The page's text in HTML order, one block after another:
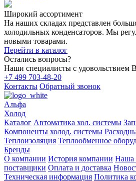
Широкий ассортимент
На наших складах представлен
холодильных конденсаторов. Мы
новыми товарами.
Перейти в каталог
Остались вопросы?
Наши специалисты с удовольствием
+7 499 703-48-20
Контакты Обратный звонок
Альфа
Холод
Каталог Автоматика хол. системы
Компоненты холод. системы
Теплоизоляция Теплообменное
Бренды
О компании История компании Наша
поставщики Оплата и доставка
Техническая информация Политика